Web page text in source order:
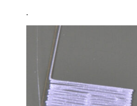
.